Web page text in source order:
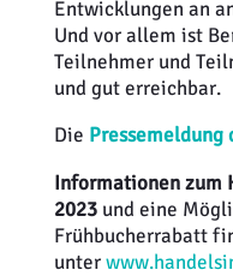
Entwicklungen an
Und vor allem ist
Teilnehmer und
und gut erreichbar.
Die Pressemeldung
Informationen zum
2023und eine
Frühbucherrabatt
unter